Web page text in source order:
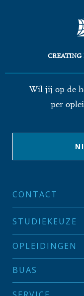
CREATING
Wil jij op de
per
CONTACT
STUDIEKEUZE
OPLEIDINGEN
BUAS